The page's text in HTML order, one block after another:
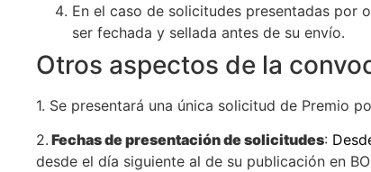
En el caso de solicitudes presentadas por
ser fechada y sellada antes de su envío.
Otros aspectos de la
1. Se presentará una única solicitud de Premio
2. Fechas de presentación de solicitudes:
desde el día siguiente al de su publicación en